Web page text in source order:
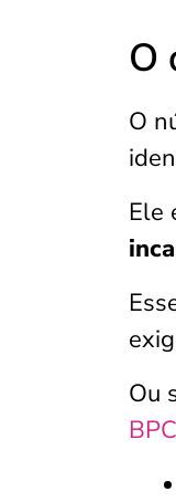
O
O
Ele
Ou
BPC